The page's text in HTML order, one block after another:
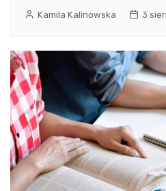
Kamila Kalinowska 3